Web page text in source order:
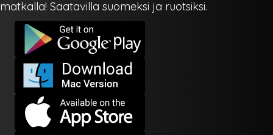
matkalla! Saatavilla suomeksi ja ruotsiksi.